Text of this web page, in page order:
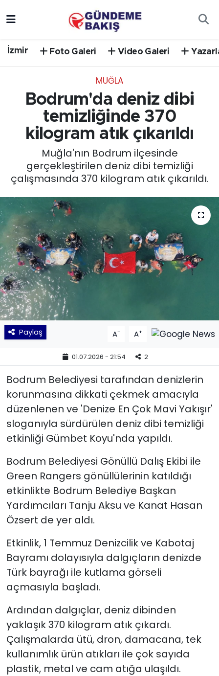
İzmir Foto Galeri Video Galeri
MUĞLA
Bodrum'da deniz dibi
temizliğinde 370
kilogram atık çıkarıldı
Muğla'nın Bodrum ilçesinde
gerçekleştirilen deniz dibi temizliği
çalışmasında 370 kilogram atık çıkarıldı.
Paylaş A- A+
01.07.2026 - 21:54 2
Bodrum Belediyesi tarafından denizlerin
korunmasına dikkati çekmek amacıyla
düzenlenen ve 'Denize En Çok Mavi Yakışır'
sloganıyla sürdürülen deniz dibi temizliği
etkinliği Gümbet Koyu'nda yapıldı.
Bodrum Belediyesi Gönüllü Dalış Ekibi ile
Green Rangers gönüllülerinin katıldığı
etkinlikte Bodrum Belediye Başkan
Yardımcıları Tanju Aksu ve Kanat Hasan
Özsert de yer aldı.
Etkinlik, 1 Temmuz Denizcilik ve Kabotaj
Bayramı dolayısıyla dalgıçların denizde
Türk bayrağı ile kutlama görseli
açmasıyla başladı.
Ardından dalgıçlar, deniz dibinden
yaklaşık 370 kilogram atık çıkardı.
Çalışmalarda ütü, dron, damacana, tek
kullanımlık ürün atıkları ile çok sayıda
plastik, metal ve cam atığa ulaşıldı.
EGE
EĞİTİM
EKONOMİ
English News
GÜNCEL
KÜLTÜR SANAT
MAGAZİN
POLİTİKA
SAĞLIK
Siyaset
TEKNOLOJİ
Yaşam
YEREL POLİTİKA
YEREL YÖNETİMLER
Yurt
Süper Lig Puan Durumu ve Fikstür
Tüm Manşetler
Son Dakika Haberleri
Haber Arşivi